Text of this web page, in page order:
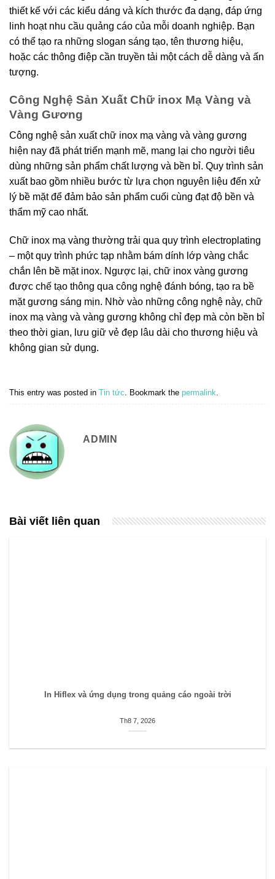
thiết kế với các kiểu dáng và kích thước đa dạng, đáp ứng
linh hoạt nhu cầu quảng cáo của mỗi doanh nghiệp. Bạn
có thể tạo ra những slogan sáng tạo, tên thương hiệu,
hoặc các thông điệp cần truyền tải một cách dễ dàng và ấn
tượng.
Công Nghệ Sản Xuất Chữ inox Mạ Vàng và
Vàng Gương
Công nghệ sản xuất chữ inox mạ vàng và vàng gương
hiện nay đã phát triển mạnh mẽ, mang lại cho người tiêu
dùng những sản phẩm chất lượng và bền bỉ. Quy trình sản
xuất bao gồm nhiều bước từ lựa chọn nguyên liệu đến xử
lý bề mặt để đảm bảo sản phẩm cuối cùng đạt độ bền và
thẩm mỹ cao nhất.
Chữ inox mạ vàng thường trải qua quy trình electroplating
– một quy trình phức tạp nhằm bám dính lớp vàng chắc
chắn lên bề mặt inox. Ngược lại, chữ inox vàng gương
được chế tạo thông qua công nghệ đánh bóng, tạo ra bề
mặt gương sáng mịn. Nhờ vào những công nghệ này, chữ
inox mạ vàng và vàng gương không chỉ đẹp mà còn bền bỉ
theo thời gian, lưu giữ vẻ đẹp lâu dài cho thương hiệu và
không gian sử dụng.
This entry was posted in Tin tức. Bookmark the permalink.
ADMIN
Bài viết liên quan
In Hiflex và ứng dụng trong quảng cáo ngoài trời
Th8 7, 2026